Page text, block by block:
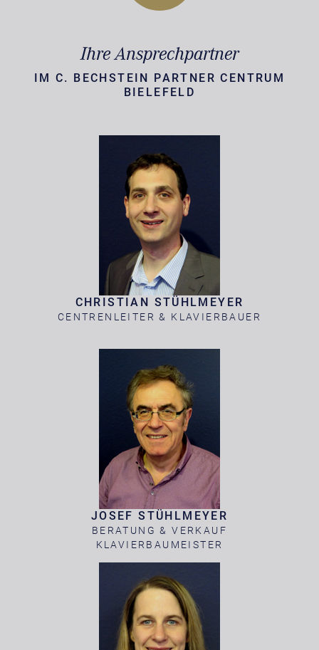
Ihre Ansprechpartner
IM C. BECHSTEIN PARTNER CENTRUM
BIELEFELD
CHRISTIAN STÜHLMEYER
CENTRENLEITER & KLAVIERBAUER
JOSEF STÜHLMEYER
BERATUNG & VERKAUF
KLAVIERBAUMEISTER